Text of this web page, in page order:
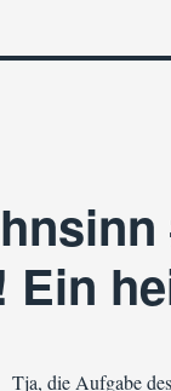
Ein
Tja, die Aufgabe